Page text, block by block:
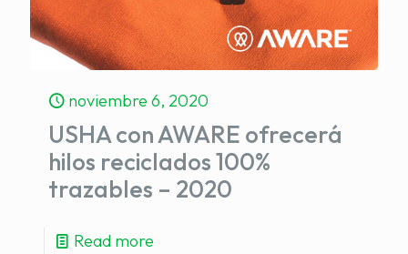
noviembre 6, 2020
USHA con AWARE ofrecerá
hilos reciclados 100%
trazables – 2020
Read more